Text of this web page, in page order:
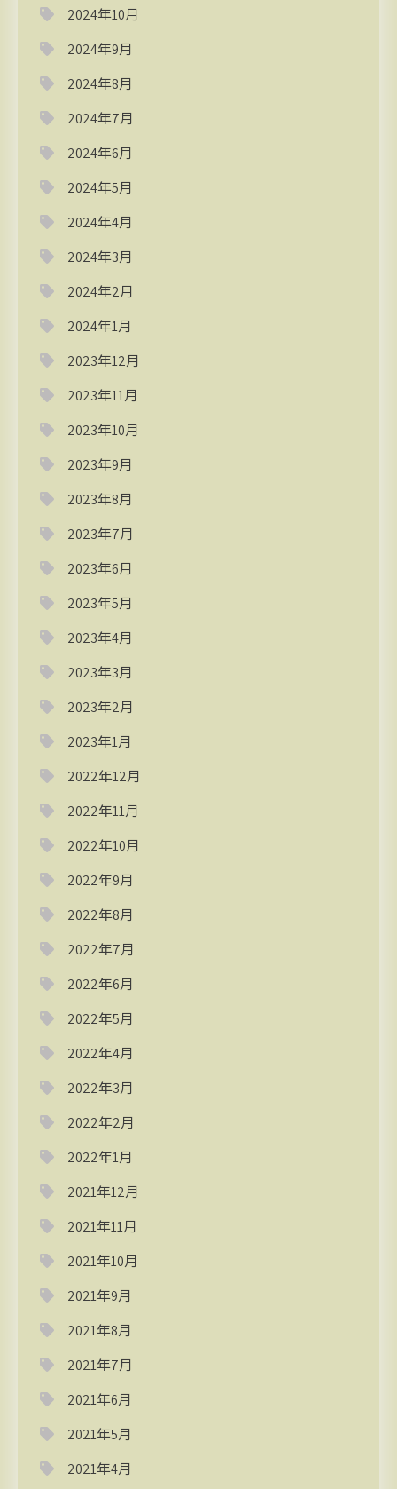
2024年10月
2024年9月
2024年8月
2024年7月
2024年6月
2024年5月
2024年4月
2024年3月
2024年2月
2024年1月
2023年12月
2023年11月
2023年10月
2023年9月
2023年8月
2023年7月
2023年6月
2023年5月
2023年4月
2023年3月
2023年2月
2023年1月
2022年12月
2022年11月
2022年10月
2022年9月
2022年8月
2022年7月
2022年6月
2022年5月
2022年4月
2022年3月
2022年2月
2022年1月
2021年12月
2021年11月
2021年10月
2021年9月
2021年8月
2021年7月
2021年6月
2021年5月
2021年4月